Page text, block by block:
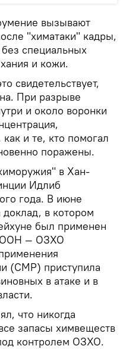
вызывают
"химатаки" кадры,
специальных
и кожи.
свидетельствует,
При разрыве
и около воронки
и те, кто помогал
поражены.
в Хан-
Идлиб
года. В июне
в котором
был применен
ООН — ОЗХО
(СМР) приступила
в атаке и в
что никогда
запасы химвеществ
контролем ОЗХО.